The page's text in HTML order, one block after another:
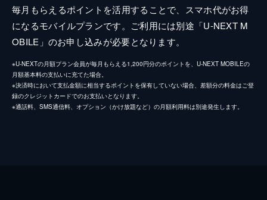
毎月もらえるポイントを活用することで、スマホ代がお得
になるモバイルプランです。ご利用には別途「U-NEXT M
OBILE」のお申し込みが必要となります。
※U-NEXTの月額プラン会員が毎月もらえる1,200円分のポイントを、U-NEXT MOBILEの
月額基本料の支払いに充てた場合。
※決済時において支払金額に相当するポイントを保有していない場合、差額分の料金はご登
録のクレジットカードでのお支払いとなります。
※通話料、SMS通信料、オプション（かけ放題など）の月額利用料は別途発生します。